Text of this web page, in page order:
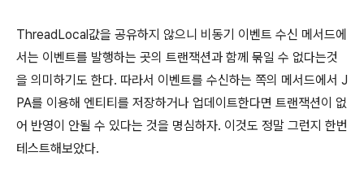
ThreadLocal값을 공유하지 않으니 비동기 이벤트 수신 메서드에
서는 이벤트를 발행하는 곳의 트랜잭션과 함께 묶일 수 없다는것
을 의미하기도 한다. 따라서 이벤트를 수신하는 쪽의 메서드에서 J
PA를 이용해 엔티티를 저장하거나 업데이트한다면 트랜잭션이 없
어 반영이 안될 수 있다는 것을 명심하자. 이것도 정말 그런지 한번
테스트해보았다.